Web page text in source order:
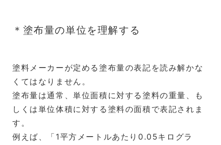
＊塗布量の単位を理解する
塗料メーカーが定める塗布量の表記を読み解かな
くてはなりません。
塗布量は通常、単位面積に対する塗料の重量、も
しくは単位体積に対する塗料の面積で表記されま
す。
例えば、「1平方メートルあたり0.05キログラ